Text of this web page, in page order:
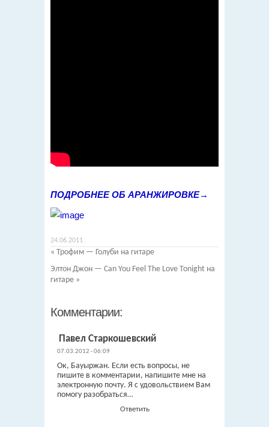
ПОДРОБНЕЕ ОБ АРАНЖИРОВКЕ→
24.06.2011 .
« Трофим — Голуби на гитаре
Элтон Джон — Can You Feel The Love Tonight на
гитаре »
Комментарии:
Павел Старкошевский
07.03.2012 - 06:09
Ок, Бауыржан. Если есть вопросы, не
пишите в комментарии, напишите мне на
электронную почту. Я с удовольствием Вам
помогу разобраться…
Ответить